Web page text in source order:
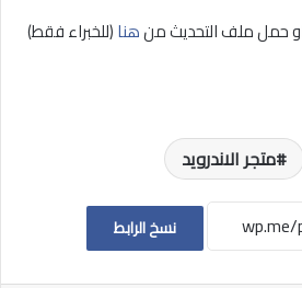
او حمل ملف التحديث منهنا(للخبراء فقط)
متجر الاندرويد
نسخ الرابط